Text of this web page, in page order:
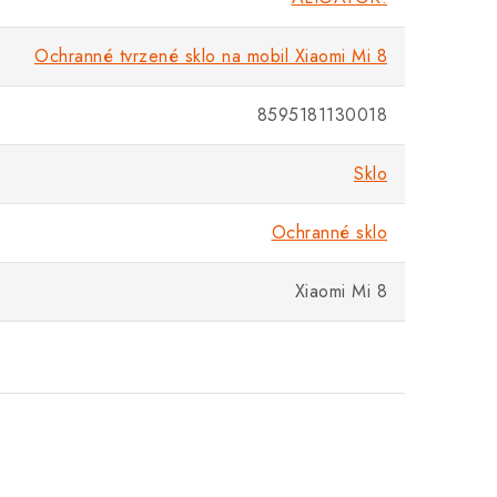
Ochranné tvrzené sklo na mobil Xiaomi Mi 8
8595181130018
Sklo
Ochranné sklo
Xiaomi Mi 8